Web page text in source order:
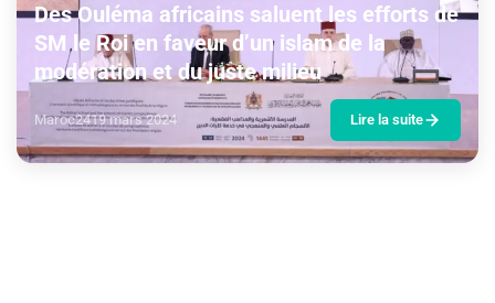
Des Ouléma africains saluent les efforts de
SM le Roi en faveur d’un islam de la
modération et du juste milieu
Maroc2419 mars 2024 Lire la suite